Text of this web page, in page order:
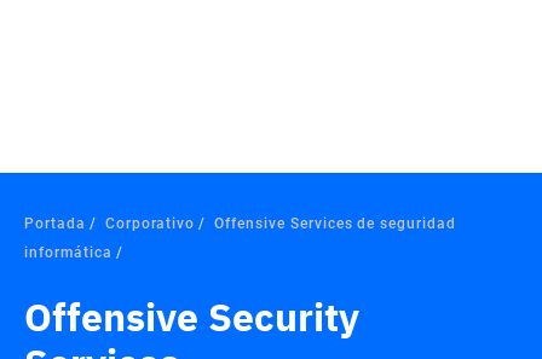
Portada Corporativo
Offensive Services de seguridad
informática
Offensive Security